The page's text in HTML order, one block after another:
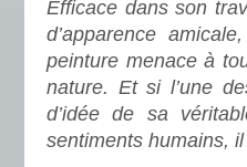
Efficace dans son
d’apparence
peinture menace à
nature. Et si l’une
d’idée de sa
sentiments humains,